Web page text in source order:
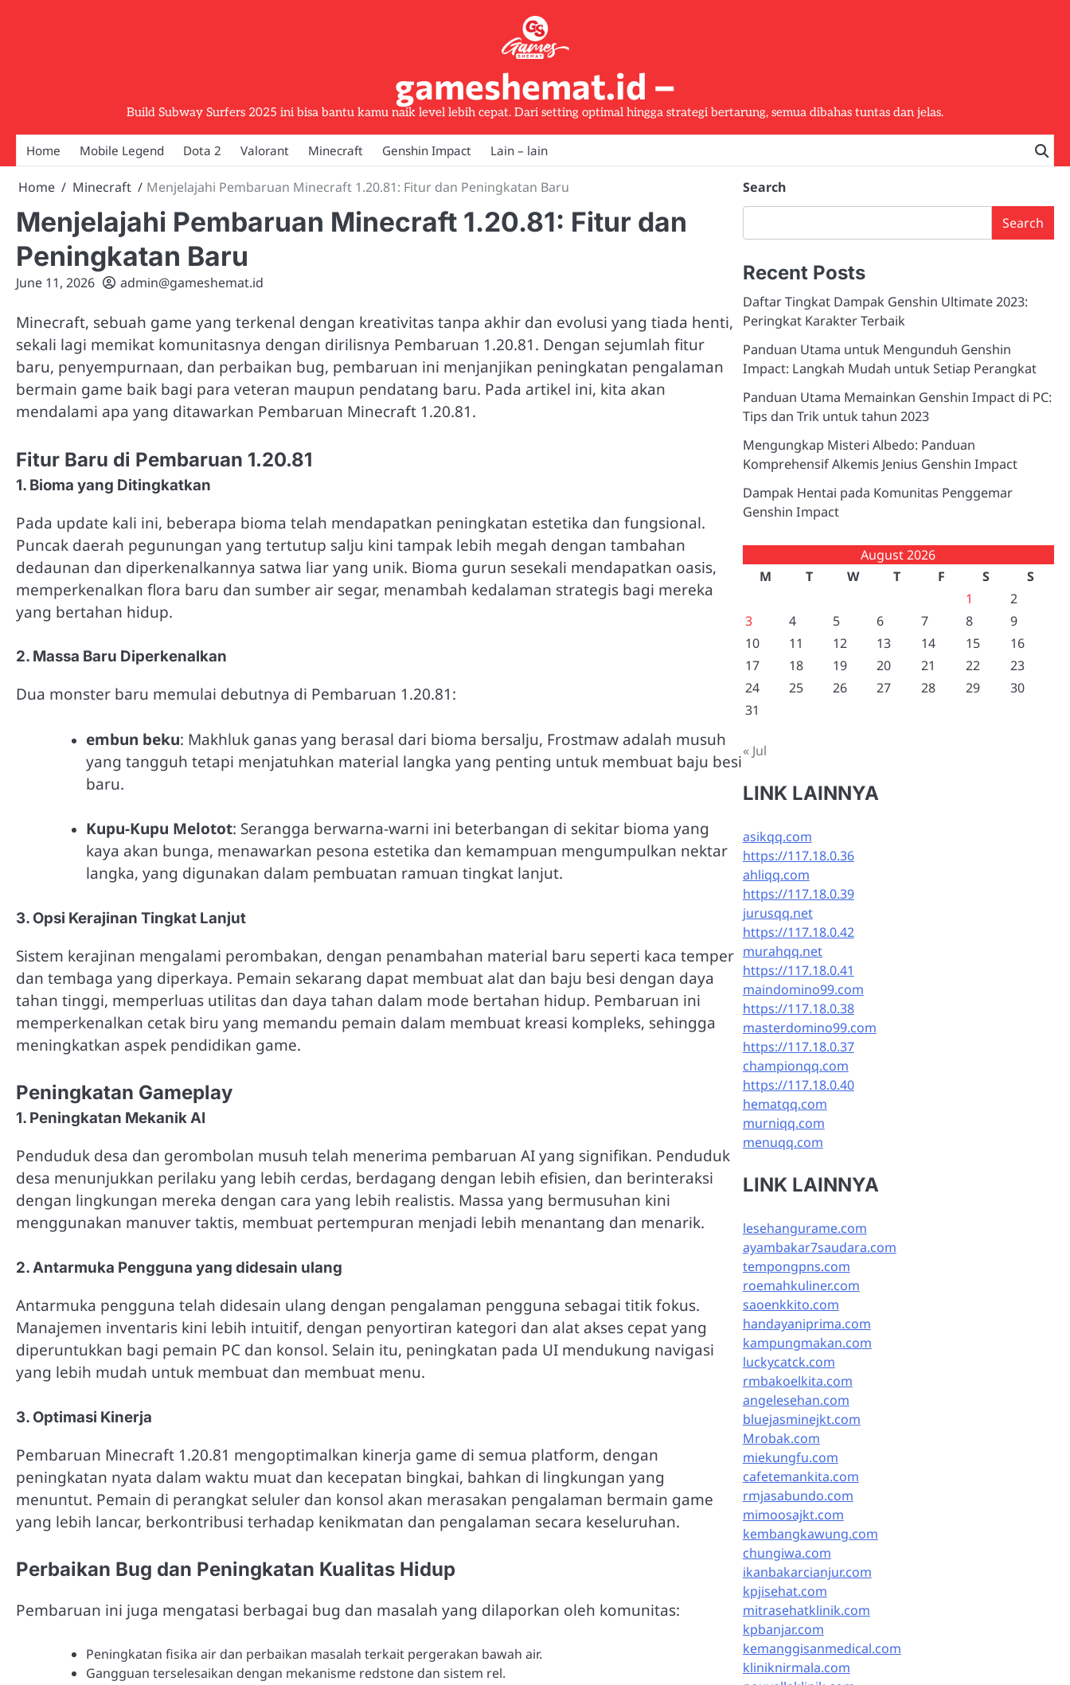
gameshemat.id –
Build Subway Surfers 2025 ini bisa bantu kamu naik level lebih cepat. Dari setting optimal hingga strategi bertarung, semua dibahas tuntas dan jelas.
Home Mobile Legend Dota 2 Valorant Minecraft Genshin Impact Lain – lain
Home Minecraft Menjelajahi Pembaruan Minecraft 1.20.81: Fitur dan Peningkatan Baru
Menjelajahi Pembaruan Minecraft 1.20.81: Fitur dan
Peningkatan Baru
June 11, 2026 admin@gameshemat.id
Minecraft, sebuah game yang terkenal dengan kreativitas tanpa akhir dan evolusi yang tiada henti,
sekali lagi memikat komunitasnya dengan dirilisnya Pembaruan 1.20.81. Dengan sejumlah fitur
baru, penyempurnaan, dan perbaikan bug, pembaruan ini menjanjikan peningkatan pengalaman
bermain game baik bagi para veteran maupun pendatang baru. Pada artikel ini, kita akan
mendalami apa yang ditawarkan Pembaruan Minecraft 1.20.81.
Fitur Baru di Pembaruan 1.20.81
1. Bioma yang Ditingkatkan
Pada update kali ini, beberapa bioma telah mendapatkan peningkatan estetika dan fungsional.
Puncak daerah pegunungan yang tertutup salju kini tampak lebih megah dengan tambahan
dedaunan dan diperkenalkannya satwa liar yang unik. Bioma gurun sesekali mendapatkan oasis,
memperkenalkan flora baru dan sumber air segar, menambah kedalaman strategis bagi mereka
yang bertahan hidup.
2. Massa Baru Diperkenalkan
Dua monster baru memulai debutnya di Pembaruan 1.20.81:
embun beku: Makhluk ganas yang berasal dari bioma bersalju, Frostmaw adalah musuh
yang tangguh tetapi menjatuhkan material langka yang penting untuk membuat baju besi
baru.
Kupu-Kupu Melotot: Serangga berwarna-warni ini beterbangan di sekitar bioma yang
kaya akan bunga, menawarkan pesona estetika dan kemampuan mengumpulkan nektar
langka, yang digunakan dalam pembuatan ramuan tingkat lanjut.
3. Opsi Kerajinan Tingkat Lanjut
Sistem kerajinan mengalami perombakan, dengan penambahan material baru seperti kaca temper
dan tembaga yang diperkaya. Pemain sekarang dapat membuat alat dan baju besi dengan daya
tahan tinggi, memperluas utilitas dan daya tahan dalam mode bertahan hidup. Pembaruan ini
memperkenalkan cetak biru yang memandu pemain dalam membuat kreasi kompleks, sehingga
meningkatkan aspek pendidikan game.
Peningkatan Gameplay
1. Peningkatan Mekanik AI
Penduduk desa dan gerombolan musuh telah menerima pembaruan AI yang signifikan. Penduduk
desa menunjukkan perilaku yang lebih cerdas, berdagang dengan lebih efisien, dan berinteraksi
dengan lingkungan mereka dengan cara yang lebih realistis. Massa yang bermusuhan kini
menggunakan manuver taktis, membuat pertempuran menjadi lebih menantang dan menarik.
2. Antarmuka Pengguna yang didesain ulang
Antarmuka pengguna telah didesain ulang dengan pengalaman pengguna sebagai titik fokus.
Manajemen inventaris kini lebih intuitif, dengan penyortiran kategori dan alat akses cepat yang
diperuntukkan bagi pemain PC dan konsol. Selain itu, peningkatan pada UI mendukung navigasi
yang lebih mudah untuk membuat dan membuat menu.
3. Optimasi Kinerja
Pembaruan Minecraft 1.20.81 mengoptimalkan kinerja game di semua platform, dengan
peningkatan nyata dalam waktu muat dan kecepatan bingkai, bahkan di lingkungan yang
menuntut. Pemain di perangkat seluler dan konsol akan merasakan pengalaman bermain game
yang lebih lancar, berkontribusi terhadap kenikmatan dan pengalaman secara keseluruhan.
Perbaikan Bug dan Peningkatan Kualitas Hidup
Pembaruan ini juga mengatasi berbagai bug dan masalah yang dilaporkan oleh komunitas:
Peningkatan fisika air dan perbaikan masalah terkait pergerakan bawah air.
Gangguan terselesaikan dengan mekanisme redstone dan sistem rel.
Search
Search
Recent Posts
Daftar Tingkat Dampak Genshin Ultimate 2023:
Peringkat Karakter Terbaik
Panduan Utama untuk Mengunduh Genshin
Impact: Langkah Mudah untuk Setiap Perangkat
Panduan Utama Memainkan Genshin Impact di PC:
Tips dan Trik untuk tahun 2023
Mengungkap Misteri Albedo: Panduan
Komprehensif Alkemis Jenius Genshin Impact
Dampak Hentai pada Komunitas Penggemar
Genshin Impact
August 2026
M
T W T F S
S
1
2
3
4 5 6 7 8
9
10
11 12 13 14 15
16
17
18 19 20 21 22
23
24
25 26 27 28 29
30
31
« Jul
LINK LAINNYA
asikqq.com
https://117.18.0.36
ahliqq.com
https://117.18.0.39
jurusqq.net
https://117.18.0.42
murahqq.net
https://117.18.0.41
maindomino99.com
https://117.18.0.38
masterdomino99.com
https://117.18.0.37
championqq.com
https://117.18.0.40
hematqq.com
murniqq.com
menuqq.com
LINK LAINNYA
lesehangurame.com
ayambakar7saudara.com
tempongpns.com
roemahkuliner.com
saoenkkito.com
handayaniprima.com
kampungmakan.com
luckycatck.com
rmbakoelkita.com
angelesehan.com
bluejasminejkt.com
Mrobak.com
miekungfu.com
cafetemankita.com
rmjasabundo.com
mimoosajkt.com
kembangkawung.com
chungiwa.com
ikanbakarcianjur.com
kpjisehat.com
mitrasehatklinik.com
kpbanjar.com
kemanggisanmedical.com
kliniknirmala.com